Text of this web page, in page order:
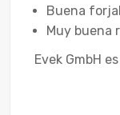
Buena
Muy buena
Evek GmbH